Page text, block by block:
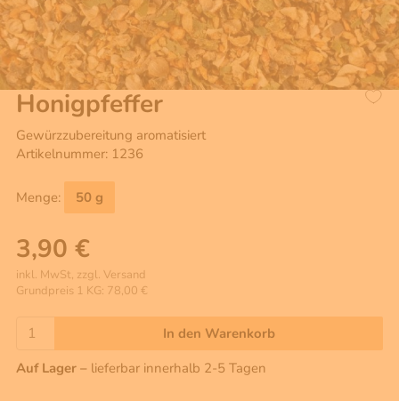
Honigpfeffer
Gewürzzubereitung aromatisiert
Artikelnummer: 1236
Menge: 50 g
3,90 €
inkl. MwSt, zzgl. Versand
Grundpreis 1 KG: 78,00 €
In den Warenkorb
Auf Lager – lieferbar innerhalb 2-5 Tagen